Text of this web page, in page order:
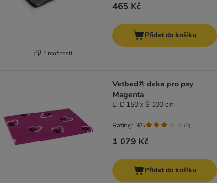
5 možností
465 Kč
Přidat do košíku
Vetbed® deka pro psy
Magenta
L: D 150 x Š 100 cm
1 079 Kč
Rating: 3/5 (9)
Přidat do košíku